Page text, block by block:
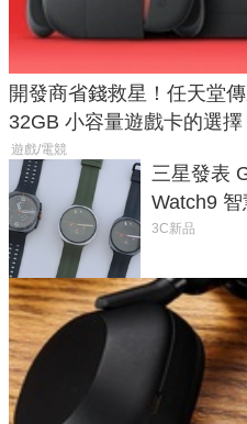
開發商省錢救星！任天堂
32GB 小容量遊戲卡的選擇
遊戲/電競
三星發表
Watch9
導航功能
3C新品